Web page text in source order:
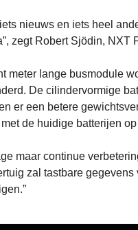
nieuws en iets heel
zegt Robert Sjödin, NXT
meter lange busmodule
De cilindervormige
er een betere
de huidige batterijen
maar continue
zal tastbare